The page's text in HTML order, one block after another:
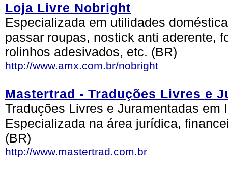
Loja Livre Nobright
Especializada em utilidades
passar roupas, nostick anti aderente,
rolinhos adesivados, etc. (BR)
http://www.amx.com.br/nobright
Mastertrad - Traduções Livres e
Traduções Livres e Juramentadas em
Especializada na área jurídica,
(BR)
http://www.mastertrad.com.br